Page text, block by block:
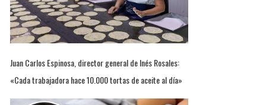
Juan Carlos Espinosa, director general de Inés Rosales:
«Cada trabajadora hace 10.000 tortas de aceite al día»